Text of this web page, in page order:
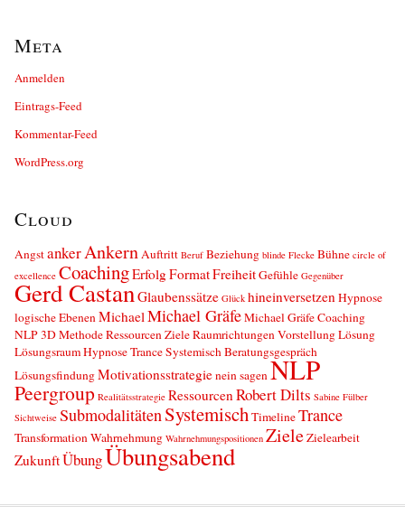
Meta
Anmelden
Eintrags-Feed
Kommentar-Feed
WordPress.org
Cloud
AngstankerAnkernAuftritt Beruf Beziehung blinde Flecke Bühne circle of
excellence CoachingErfolgFormatFreiheitGefühle Gegenüber
Gerd CastanGlaubenssätze Glück hineinversetzenHypnose
logische EbenenMichaelMichael GräfeMichael Gräfe Coaching
NLP 3D Methode Ressourcen Ziele Raumrichtungen Vorstellung Lösung
Lösungsraum Hypnose Trance Systemisch Beratungsgespräch
LösungsfindungMotivationsstrategienein sagenNLP
Peergroup Realitätsstrategie RessourcenRobert Dilts Sabine Fülber
Sichtweise SubmodalitätenSystemischTimelineTrance
TransformationWahrnehmung Wahrnehmungspositionen ZieleZielearbeit
ZukunftÜbungÜbungsabend